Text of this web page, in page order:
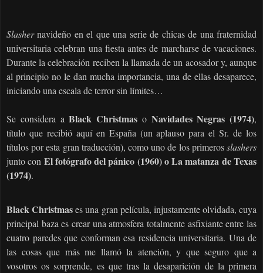
Slashernavideño en el que una serie de chicas de una fraternidad
universitaria celebran una fiesta antes de marcharse de vacaciones.
Durante la celebración reciben la llamada de un acosador y, aunque
al principio no le dan mucha importancia, una de ellas desaparece,
iniciando una escala de terror sin límites…
Se considera aBlack Christmas o Navidades Negras (1974),
título que recibió aquí en España (un aplauso para el Sr. de los
títulos por esta gran traducción), como uno de los primerosslashers
junto con El fotógrafo del pánico (1960) o La matanza de Texas
(1974).
Black Christmases una gran película, injustamente olvidada, cuya
principal baza es crear una atmosfera totalmente asfixiante entre las
cuatro paredes que conforman esa residencia universitaria. Una de
las cosas que más me llamó la atención, y que seguro que a
vosotros os sorprende, es que tras la desaparición de la primera